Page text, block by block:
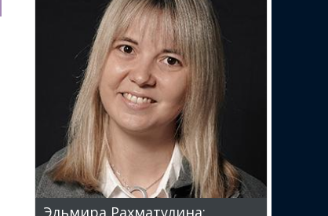
Эльмира Рахматулина: